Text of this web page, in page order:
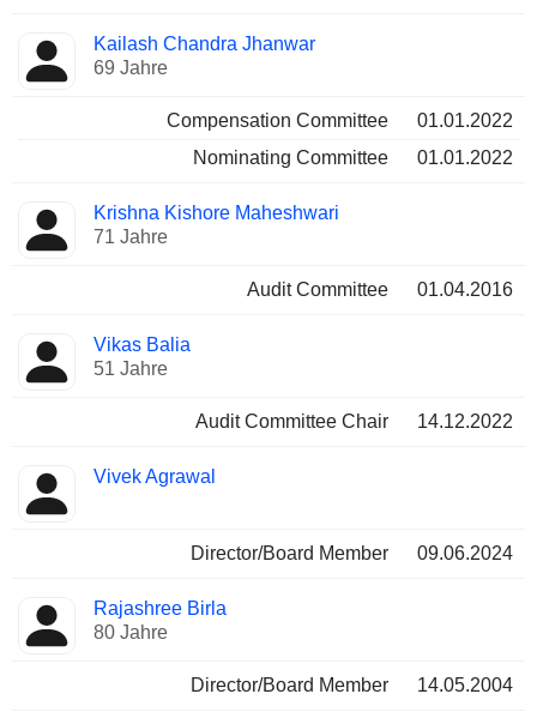
Kailash Chandra Jhanwar
69 Jahre
Compensation Committee
01.01.2022
Nominating Committee
01.01.2022
Krishna Kishore Maheshwari
71 Jahre
Audit Committee 01.04.2016
Vikas Balia
51 Jahre
Audit Committee Chair 14.12.2022
Vivek Agrawal
Director/Board Member 09.06.2024
Rajashree Birla
80 Jahre
Director/Board Member 14.05.2004